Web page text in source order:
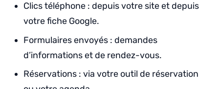
Clics téléphone : depuis votre site et depuis
votre fiche Google.
Formulaires envoyés : demandes
d’informations et de rendez-vous.
Réservations : via votre outil de réservation